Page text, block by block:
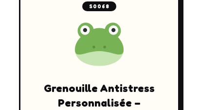
S0068
Grenouille Antistress
Personnalisée –